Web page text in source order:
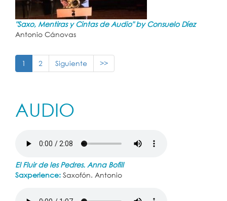
"Saxo, Mentiras y Cintas de Audio" by Consuelo Díez
Antonio Cánovas
1 2 Siguiente >>
AUDIO
El Fluir de les Pedres. Anna Bofill
Saxperience: Saxofón. Antonio